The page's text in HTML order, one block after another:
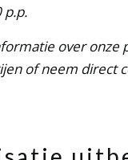
p.p.
over onze
of neem direct